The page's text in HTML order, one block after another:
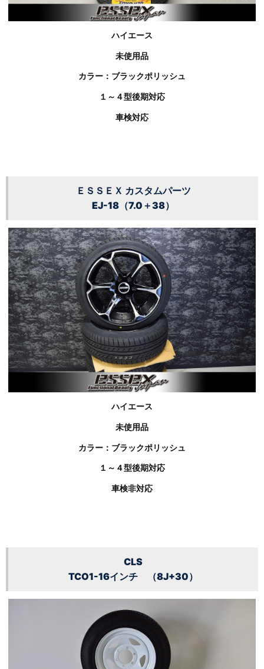
ハイエース
未使用品
カラー：ブラックポリッシュ
１～４型後期対応
車検対応
ＥＳＳＥＸ カスタムパーツ
EJ-18（7.0＋38）
ハイエース
未使用品
カラー：ブラックポリッシュ
１～４型後期対応
車検非対応
CLS
TCO1-16インチ （8J+30）